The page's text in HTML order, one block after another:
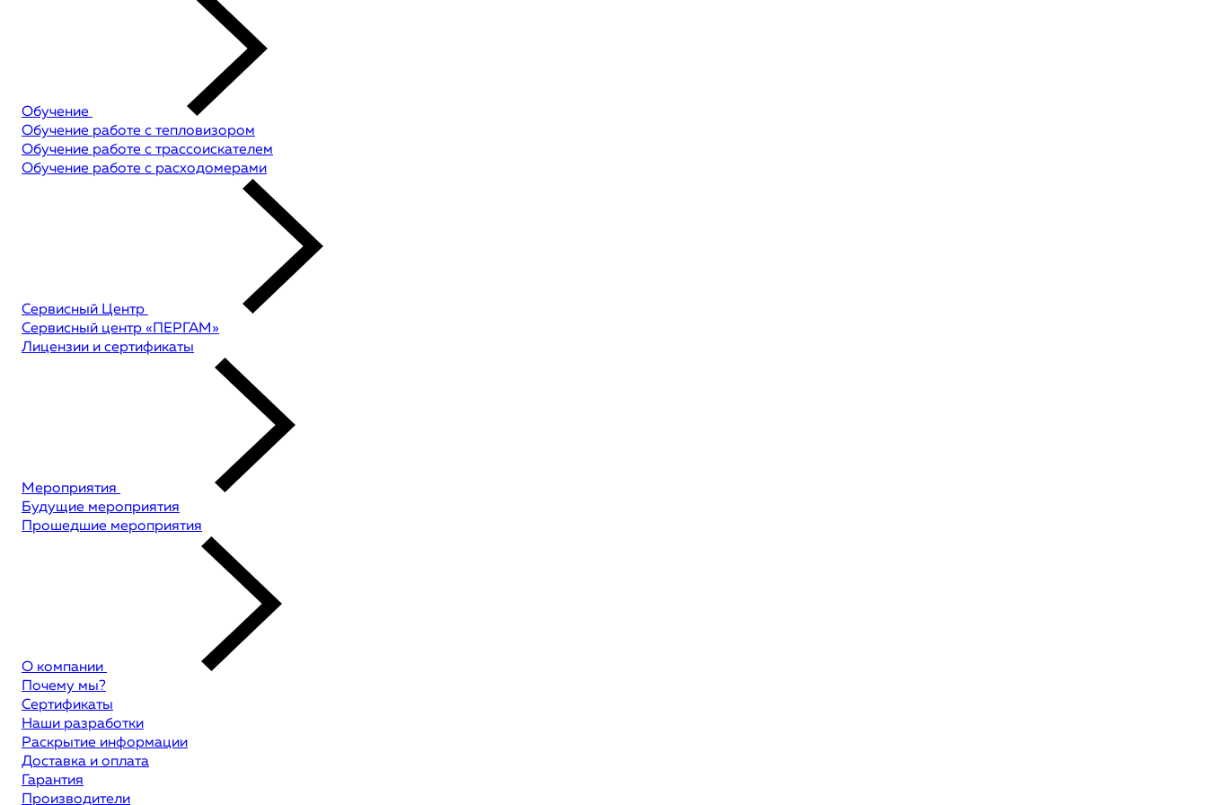
Обучение
Обучение работе с тепловизором
Обучение работе с трассоискателем
Обучение работе с расходомерами
Сервисный Центр
Сервисный центр «ПЕРГАМ»
Лицензии и сертификаты
Мероприятия
Будущие мероприятия
Прошедшие мероприятия
О компании
Почему мы?
Сертификаты
Наши разработки
Раскрытие информации
Доставка и оплата
Гарантия
Производители